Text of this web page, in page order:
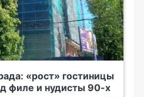
«рост» гостиницы
филе и нудисты 90-х